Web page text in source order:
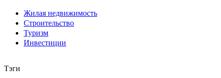
Жилая недвижимость
Строительство
Туризм
Инвестиции
Тэги